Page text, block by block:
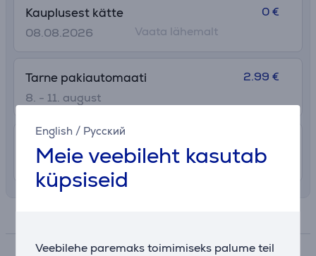
English / Русский
Meie veebileht kasutab
küpsiseid
Veebilehe paremaks toimimiseks palume teil
Kauplusest kätte
08.08.2026
0 €
Vaata lähemalt
Tarne pakiautomaati
8. - 11. august
2.99 €
Transport tuppa
8. - 11. august